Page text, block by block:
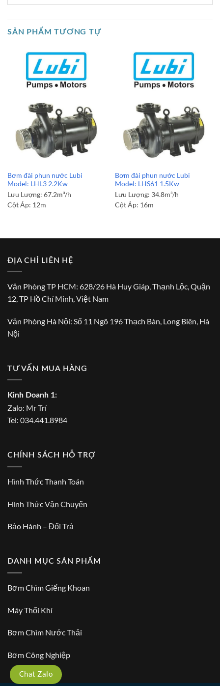
SẢN PHẨM TƯƠNG TỰ
Bơm đài phun nước Lubi
Model: LHL3 2.2Kw
Lưu Lượng: 67.2m³/h
Cột Áp: 12m
Bơm đài phun nước Lubi
Model: LHS61 1.5Kw
Lưu Lượng: 34.8m³/h
Cột Áp: 16m
ĐỊA CHỈ LIÊN HỆ
Văn Phòng TP HCM: 628/26 Hà Huy Giáp, Thạnh Lộc, Quận
12, TP Hồ Chí Minh, Việt Nam
Văn Phòng Hà Nội: Số 11 Ngõ 196 Thạch Bàn, Long Biên, Hà
Nội
TƯ VẤN MUA HÀNG
Kinh Doanh 1:
Zalo: Mr Trí
Tel: 034.441.8984
CHÍNH SÁCH HỖ TRỢ
Hình Thức Thanh Toán
Hình Thức Vận Chuyển
Bảo Hành – Đổi Trả
DANH MỤC SẢN PHẨM
Bơm Chìm Giếng Khoan
Máy Thổi Khí
Bơm Chìm Nước Thải
Bơm Công Nghiệp
Chat Zalo